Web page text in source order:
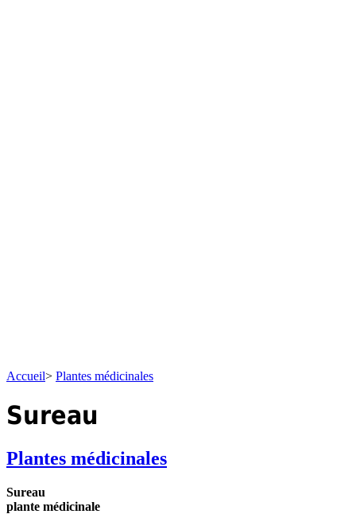
Accueil> Plantes médicinales
Sureau
Plantes médicinales
Sureau
plante médicinale